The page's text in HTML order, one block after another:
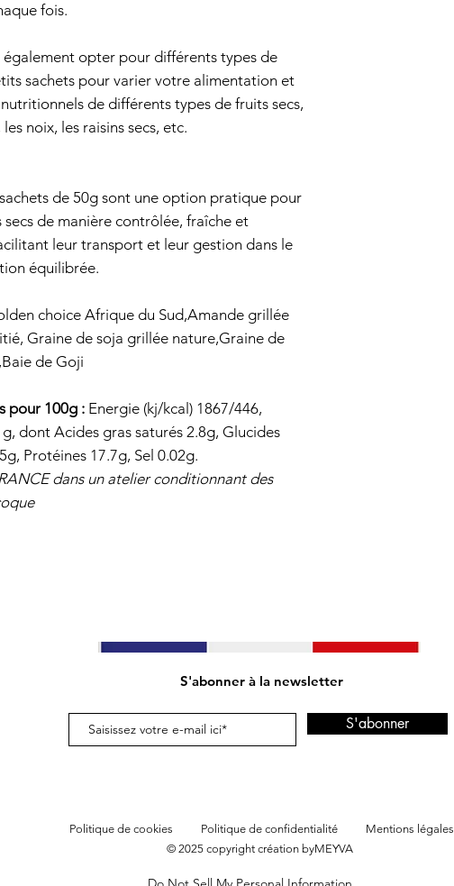
fois.
également opter pour différents types de
sachets pour varier votre alimentation et
de différents types de fruits secs,
noix, les raisins secs, etc.
de 50g sont une option pratique pour
de manière contrôlée, fraîche et
leur transport et leur gestion dans le
équilibrée.
choice Afrique du Sud,Amande grillée
Graine de soja grillée nature,Graine de
de Goji
pour 100g : Energie (kj/kcal) 1867/446,
dont Acides gras saturés 2.8g, Glucides
Protéines 17.7g, Sel 0.02g.
dans un atelier conditionnant des
S'abonner à la newsletter
S'abonner
Politique de cookies Politique de confidentialité
Mentions légales
© 2025 copyright création byMEYVA